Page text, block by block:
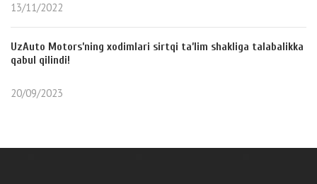
13/11/2022
UzAuto Motors’ning xodimlari sirtqi ta’lim shakliga talabalikka
qabul qilindi!
20/09/2023